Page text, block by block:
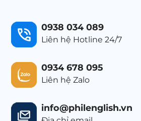
0938 034 089
Liên hệ Hotline 24/7
0934 678 095
Liên hệ Zalo
info@philenglish.vn